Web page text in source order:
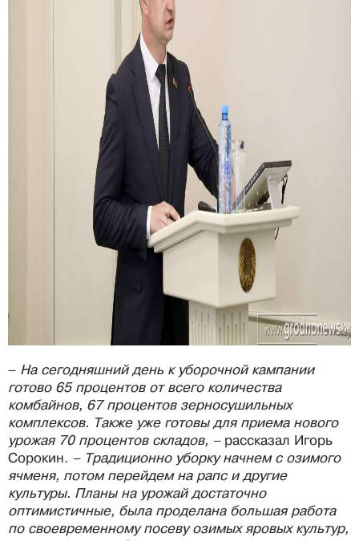
– На сегодняшний день к уборочной кампании
готово 65 процентов от всего количества
комбайнов, 67 процентов зерносушильных
комплексов. Также уже готовы для приема нового
урожая 70 процентов складов, – рассказал Игорь
Сорокин. – Традиционно уборку начнем с озимого
ячменя, потом перейдем на рапс и другие
культуры. Планы на урожай достаточно
оптимистичные, была проделана большая работа
по своевременному посеву озимых яровых культур,